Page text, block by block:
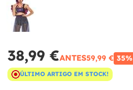
38,99 €ANTES59,99 € 35%
ÚLTIMO ARTIGO EM STOCK!